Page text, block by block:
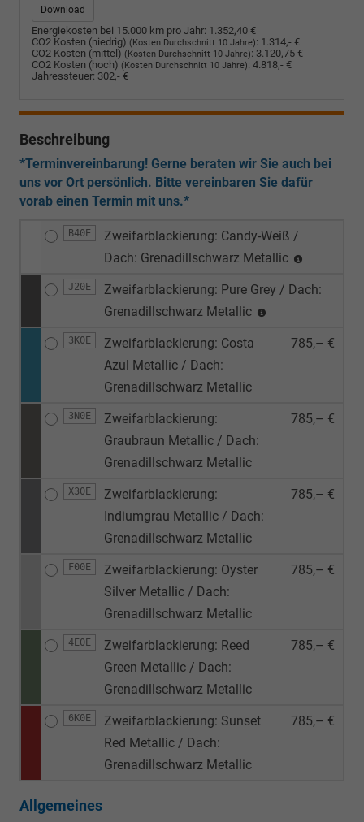
Download
Energiekosten bei 15.000 km pro Jahr: 1.352,40 €
CO2 Kosten (niedrig) (Kosten Durchschnitt 10 Jahre): 1.314,- €
CO2 Kosten (mittel) (Kosten Durchschnitt 10 Jahre): 3.120,75 €
CO2 Kosten (hoch) (Kosten Durchschnitt 10 Jahre): 4.818,- €
Jahressteuer: 302,- €
Beschreibung
*Terminvereinbarung! Gerne beraten wir Sie auch bei
uns vor Ort persönlich. Bitte vereinbaren Sie dafür
vorab einen Termin mit uns.*
B40E
Zweifarblackierung: Candy-Weiß /
Dach: Grenadillschwarz Metallic
J20E
Zweifarblackierung: Pure Grey / Dach:
Grenadillschwarz Metallic
3K0E
Zweifarblackierung: Costa
Azul Metallic / Dach:
Grenadillschwarz Metallic
785,– €
3N0E
Zweifarblackierung:
Graubraun Metallic / Dach:
Grenadillschwarz Metallic
785,– €
X30E
Zweifarblackierung:
Indiumgrau Metallic / Dach:
Grenadillschwarz Metallic
785,– €
F00E
Zweifarblackierung: Oyster
Silver Metallic / Dach:
Grenadillschwarz Metallic
785,– €
4E0E
Zweifarblackierung: Reed
Green Metallic / Dach:
Grenadillschwarz Metallic
785,– €
6K0E
Zweifarblackierung: Sunset
Red Metallic / Dach:
Grenadillschwarz Metallic
785,– €
Allgemeines